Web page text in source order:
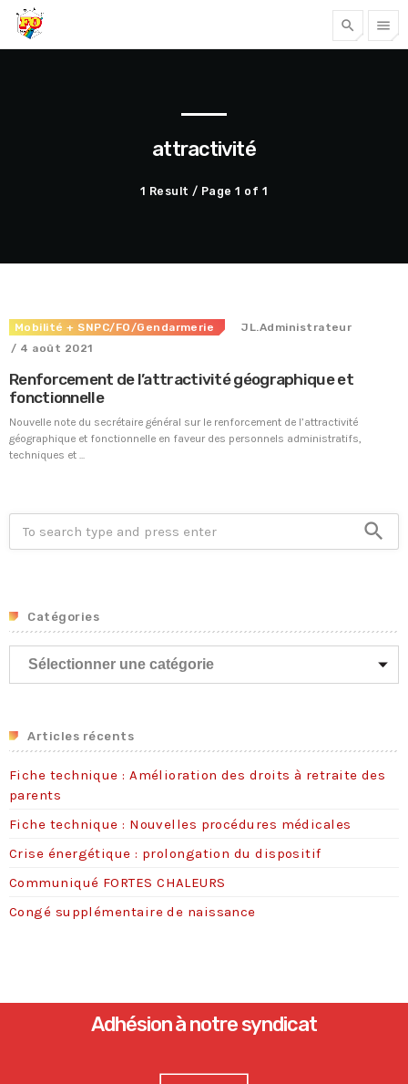
search menu
Accéder
Derniers articles
Fiche technique : Amélioration des droits à retraite des parents
4 août 2026
Crise énergétique : prolongation du dispositif
attractivité
1 Result / Page 1 of 1
Mobilité + SNPC/FO/Gendarmerie
JL.Administrateur
/ 4 août 2021
Renforcement de l’attractivité géographique et
fonctionnelle
Nouvelle note du secrétaire général sur le renforcement de l’attractivité
géographique et fonctionnelle en faveur des personnels administratifs,
techniques et ...
search
Catégories
g
o
r
i
Articles récents
Fiche technique : Amélioration des droits à retraite des
parents
Fiche technique : Nouvelles procédures médicales
Crise énergétique : prolongation du dispositif
Communiqué FORTES CHALEURS
Congé supplémentaire de naissance
Adhésion à notre syndicat